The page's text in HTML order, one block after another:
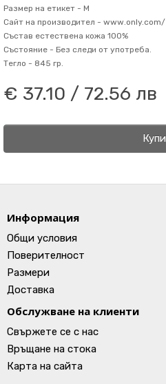
Размер на етикет - M
Сайт на производител - www.only.com/
Състав естествена кожа 100%
Състояние - Без следи от употреба.
Тегло - 845 гр.
€ 37.10 / 72.56 лв
Купи
Информация
Общи условия
Поверителност
Размери
Доставка
Обслужване на клиенти
Свържете се с нас
Връщане на стока
Карта на сайта